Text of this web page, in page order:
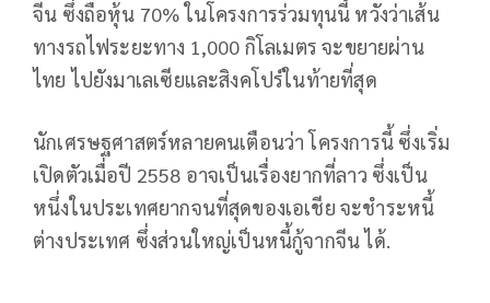
จีน ซึ่งถือหุ้น 70% ในโครงการร่วมทุนนี้ หวังว่าเส้น
ทางรถไฟระยะทาง 1,000 กิโลเมตร จะขยายผ่าน
ไทย ไปยังมาเลเซียและสิงคโปร์ในท้ายที่สุด
นักเศรษฐศาสตร์หลายคนเตือนว่า โครงการนี้ ซึ่งเริ่ม
เปิดตัวเมื่อปี 2558 อาจเป็นเรื่องยากที่ลาว ซึ่งเป็น
หนึ่งในประเทศยากจนที่สุดของเอเชีย จะชำระหนี้
ต่างประเทศ ซึ่งส่วนใหญ่เป็นหนี้กู้จากจีน ได้.